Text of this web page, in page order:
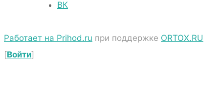
ВК
Работает на Prihod.ru при поддержке ORTOX.RU
[Войти]